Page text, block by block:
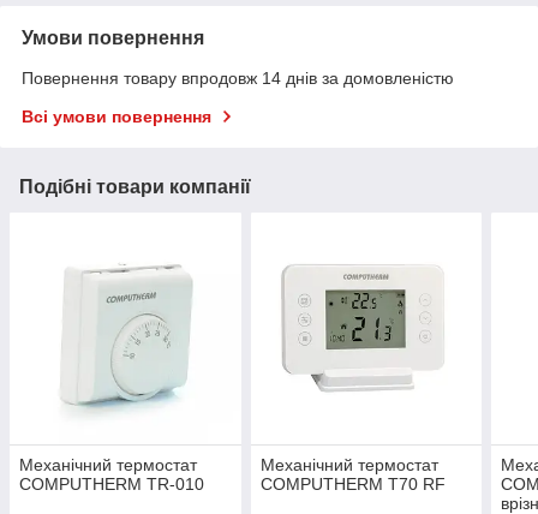
Умови повернення
Повернення товару впродовж 14 днів за домовленістю
Всі умови повернення
Подібні товари компанії
Механічний термостат
COMPUTHERM TR-010
Механічний термостат
COMPUTHERM T70 RF